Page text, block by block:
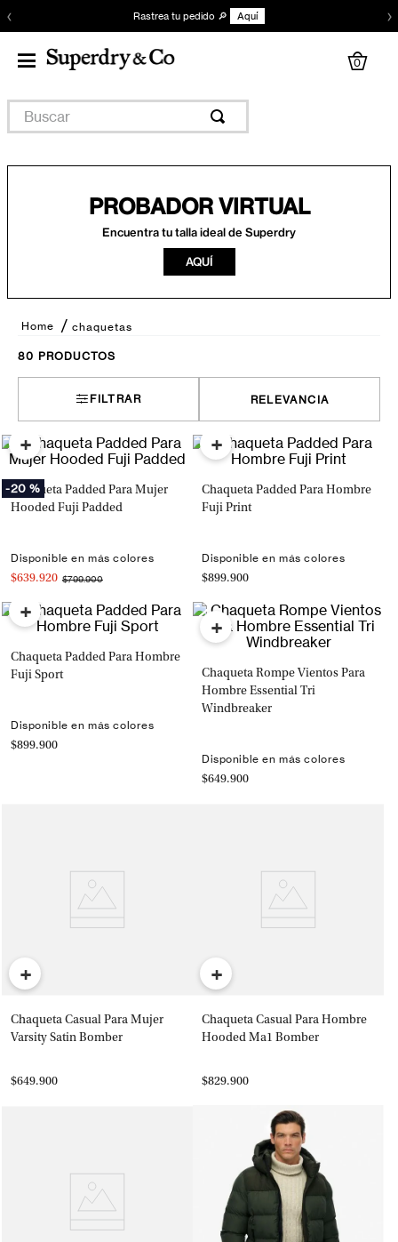
‹ Rastrea tu pedido 🔎 Aquí ›
0
Buscar
PROBADOR VIRTUAL
Encuentra tu talla ideal de Superdry
AQUÍ
chaquetas
80 PRODUCTOS
FILTRAR RELEVANCIA
-20 %
+
Chaqueta Padded Para Mujer
Hooded Fuji Padded
Disponible en más colores
$639.920 $799.900
+
Chaqueta Padded Para Hombre
Fuji Print
Disponible en más colores
$899.900
+
Chaqueta Padded Para Hombre
Fuji Sport
Disponible en más colores
$899.900
+
Chaqueta Rompe Vientos Para
Hombre Essential Tri
Windbreaker
Disponible en más colores
$649.900
+
Chaqueta Casual Para Mujer
Varsity Satin Bomber
$649.900
+
Chaqueta Casual Para Hombre
Hooded Ma1 Bomber
$829.900